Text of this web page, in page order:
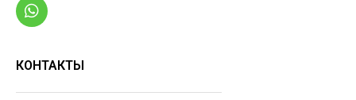
КОНТАКТЫ